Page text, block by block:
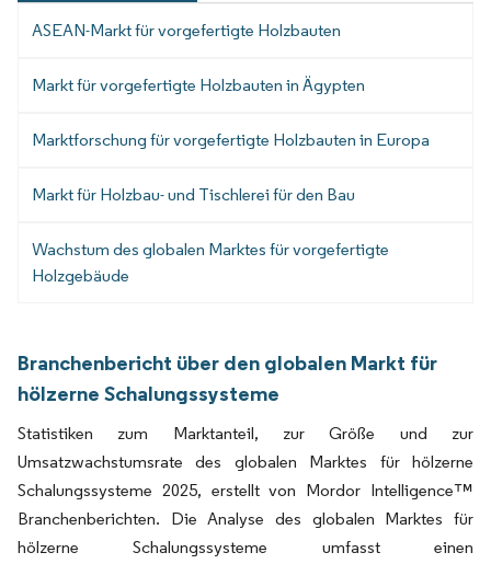
ASEAN-Markt für vorgefertigte Holzbauten
Markt für vorgefertigte Holzbauten in Ägypten
Marktforschung für vorgefertigte Holzbauten in Europa
Markt für Holzbau- und Tischlerei für den Bau
Wachstum des globalen Marktes für vorgefertigte
Holzgebäude
Branchenbericht über den globalen Markt für
hölzerne Schalungssysteme
Statistiken zum Marktanteil, zur Größe und zur
Umsatzwachstumsrate des globalen Marktes für hölzerne
Schalungssysteme 2025, erstellt von Mordor Intelligence™
Branchenberichten. Die Analyse des globalen Marktes für
hölzerne Schalungssysteme umfasst einen